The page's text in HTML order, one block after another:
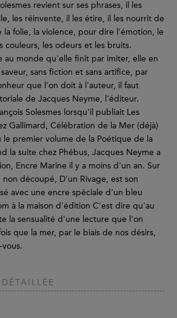
revient sur ses phrases, il les
les réinvente, il les étire, il les nourrit de
la folie, la violence, pour dire l'émotion, le
couleurs, les odeurs et les bruits.
au monde qu'elle finit par imiter, elle en
sans fiction et sans artifice, par
que l'on doit à l'auteur, il faut
de Jacques Neyme, l'éditeur.
Solesmes lorsqu'il publiait Les
Gallimard, Célébration de la Mer (déjà)
premier volume de la Poétique de la
la suite chez Phébus, Jacques Neyme a
Encre Marine il y a moins d'un an. Sur
découpé, D'un Rivage, est son
avec une encre spéciale d'un bleu
à la maison d'édition C'est dire qu'au
la sensualité d'une lecture que l'on
que la mer, par le biais de nos désirs,